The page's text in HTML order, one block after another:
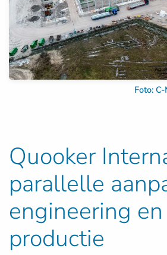
Foto:
Quooker
parallelle
engineering en
productie